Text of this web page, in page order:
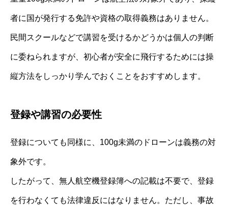
者に国が発行する免許や資格の取得義務はありません。
民間スクールなどで講習を受けるかどうかは個人の判断
に委ねられますが、初心者が安全に飛行するためには操
縦方法をしっかり学んでおくことをおすすめします。
登録や講習の必要性
登録についても同様に、100g未満のドローンは義務の対
象外です。
したがって、無人航空機登録簿への記載は不要で、登録
を行わなくても法律違反にはなりません。ただし、事故